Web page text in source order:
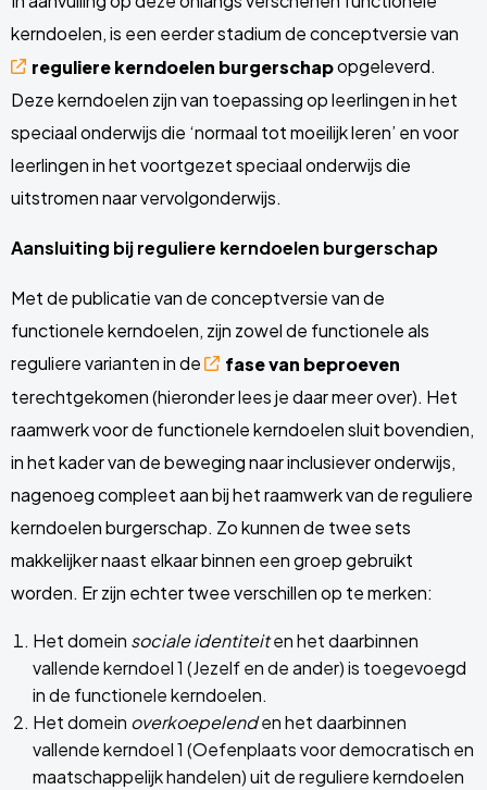
kerndoelen, is een eerder stadium de conceptversie van
regulierekerndoelen burgerschapopgeleverd.
Deze kerndoelen zijn van toepassing op leerlingen in het
speciaal onderwijs die ‘normaal tot moeilijk leren’ en voor
leerlingen in het voortgezet speciaal onderwijs die
uitstromen naar vervolgonderwijs.
Aansluiting bij reguliere kerndoelen burgerschap
Met de publicatie van de conceptversie van de
functionele kerndoelen, zijn zowel de functionele als
reguliere varianten in de
fase van beproeven
terechtgekomen (hieronder lees je daar meer over). Het
raamwerk voor de functionele kerndoelen sluit bovendien,
in het kader van de beweging naar inclusiever onderwijs,
nagenoeg compleet aan bij het raamwerk van de reguliere
kerndoelen burgerschap. Zo kunnen de twee sets
makkelijker naast elkaar binnen een groep gebruikt
worden. Er zijn echter twee verschillen op te merken:
Het domein sociale identiteiten het daarbinnen
vallende kerndoel 1 (Jezelf en de ander)is toegevoegd
in de functionele kerndoelen.
Het domein overkoepelenden het daarbinnen
vallende kerndoel 1 (Oefenplaats voor democratisch en
maatschappelijk handelen) uit de reguliere kerndoelen